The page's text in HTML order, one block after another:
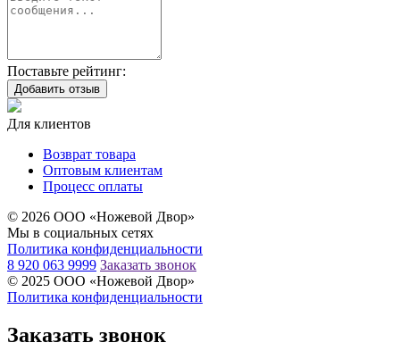
Поставьте рейтинг:
Добавить отзыв
Для клиентов
Возврат товара
Оптовым клиентам
Процесс оплаты
© 2026 ООО «Ножевой Двор»
Мы в социальных сетях
Политика конфиденциальности
8 920 063 9999 Заказать звонок
© 2025 ООО «Ножевой Двор»
Политика конфиденциальности
Заказать звонок